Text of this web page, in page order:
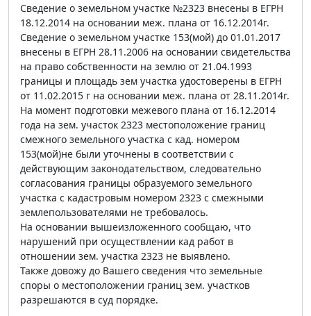
Сведение о земельном участке №2323 внесены в ЕГРН
18.12.2014 на основании меж. плана от 16.12.2014г.
Сведение о земельном участке 153(мой) до 01.01.2017
внесены в ЕГРН 28.11.2006 на основании свидетельства
на право собственности на землю от 21.04.1993
границы и площадь зем участка удостоверены в ЕГРН
от 11.02.2015 г на основании меж. плана от 28.11.2014г.
На момент подготовки межевого плана от 16.12.2014
года на зем. участок 2323 местоположение границ
смежного земельного участка с кад. номером
153(мой)не были уточнены в соответствии с
действующим законодательством, следовательно
согласования границы образуемого земельного
участка с кадастровым номером 2323 с смежными
землепользователями не требовалось.
На основании вышеизложенного сообщаю, что
нарушений при осуществлении кад работ в
отношении зем. участка 2323 не выявлено.
Также довожу до Вашего сведения что земельные
споры о местоположении границ зем. участков
разрешаются в суд порядке.